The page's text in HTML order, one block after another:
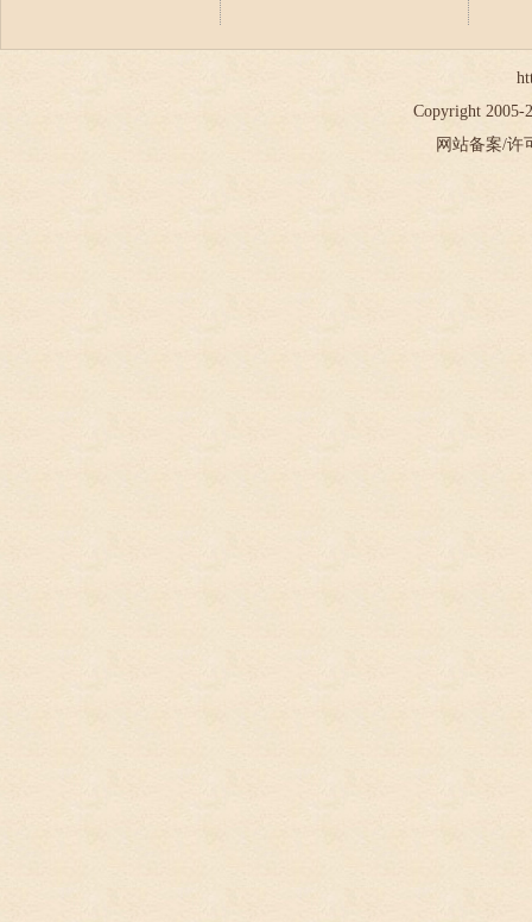
Copyright 2005-
网站备案/许